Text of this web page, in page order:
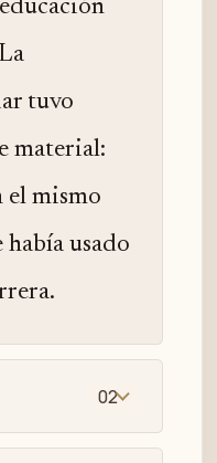
tuvo
material:
el mismo
usado
02